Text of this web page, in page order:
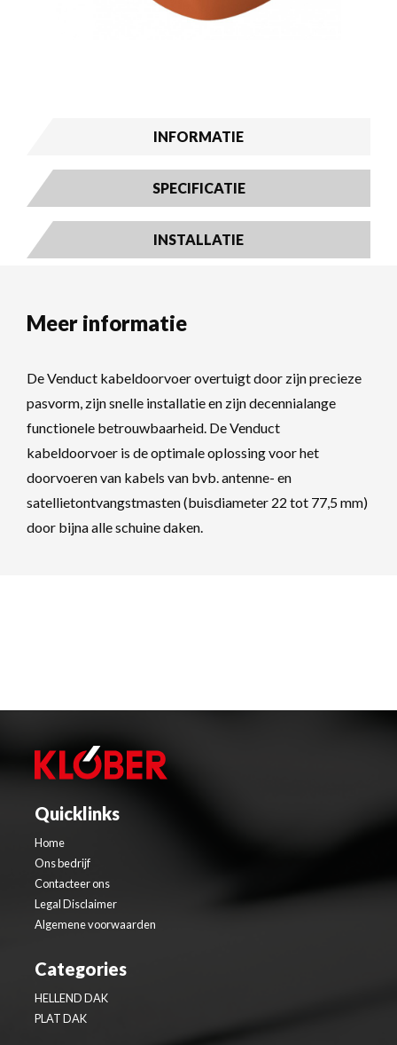
INFORMATIE
SPECIFICATIE
INSTALLATIE
Meer informatie
De Venduct kabeldoorvoer overtuigt door zijn precieze
pasvorm, zijn snelle installatie en zijn decennialange
functionele betrouwbaarheid. De Venduct
kabeldoorvoer is de optimale oplossing voor het
doorvoeren van kabels van bvb. antenne- en
satellietontvangstmasten (buisdiameter 22 tot 77,5 mm)
door bijna alle schuine daken.
Quicklinks
Home
Ons bedrijf
Contacteer ons
Legal Disclaimer
Algemene voorwaarden
Categories
HELLEND DAK
PLAT DAK